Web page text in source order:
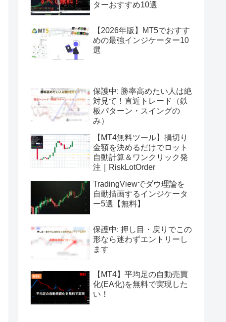
ターおすすめ10選
【2026年版】MT5でおすす
めの最強インジケーター10
選
保護中: 勝率高めたい人は絶
対見て！直近トレード（鉄
板パターン・スイングの
み）
【MT4無料ツール】損切り
金額を決めるだけでロット
自動計算＆ワンクリック発
注｜RiskLotOrder
TradingViewでダウ理論を
自動描画するインジケータ
ー5選【無料】
保護中: 押し目・戻りでこの
形なら迷わずエントリーし
ます
【MT4】平均足の自動売買
化(EA化)を無料で実現した
い！